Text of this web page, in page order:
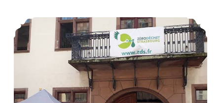
Retour sur le festival zéro déchet de Strasbourg